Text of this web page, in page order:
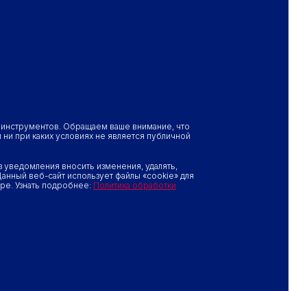
Обращаем ваше внимание, что
при каких условиях не является публичной
вносить изменения, удалять,
веб-сайт использует файлы «cookie» для
Узнать подробнее: Политика обработки